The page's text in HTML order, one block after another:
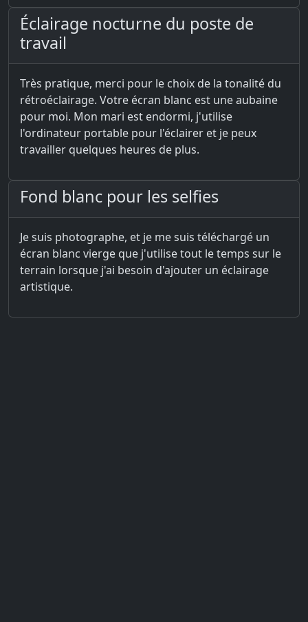
Éclairage nocturne du poste de
travail
Très pratique, merci pour le choix de la tonalité du
rétroéclairage. Votre écran blanc est une aubaine
pour moi. Mon mari est endormi, j'utilise
l'ordinateur portable pour l'éclairer et je peux
travailler quelques heures de plus.
Fond blanc pour les selfies
Je suis photographe, et je me suis téléchargé un
écran blanc vierge que j'utilise tout le temps sur le
terrain lorsque j'ai besoin d'ajouter un éclairage
artistique.